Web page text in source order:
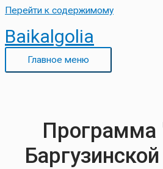
Перейти к содержимому
Baikalgolia
Главное меню
Программа